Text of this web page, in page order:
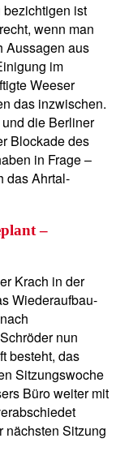
ist
wenn man
Aussagen aus
im
Weeser
das inzwischen.
die Berliner
Blockade des
in Frage –
das Ahrtal-
–
Krach in der
Wiederaufbau-
nun
besteht, das
Sitzungswoche
Büro weiter mit
nächsten Sitzung